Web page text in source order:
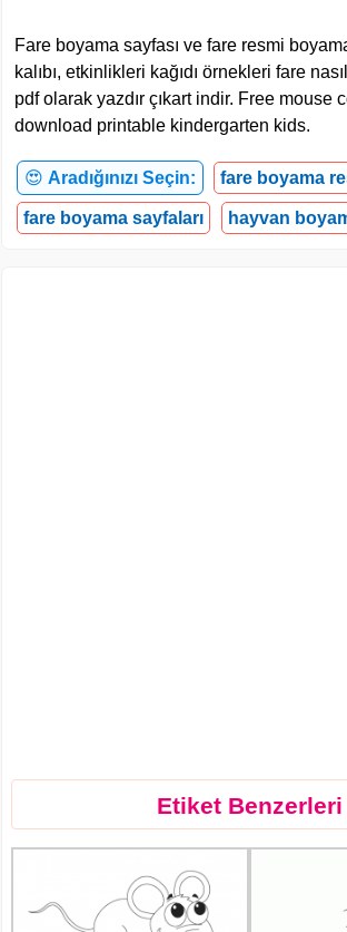
Fare boyama sayfası ve fare resmi
kalıbı, etkinlikleri kağıdı örnekleri fare
pdf olarak yazdır çıkart indir. Free mouse
download printable kindergarten kids.
😍 Aradığınızı Seçin: fare boyama
fare boyama sayfaları hayvan
Etiket Benzerleri